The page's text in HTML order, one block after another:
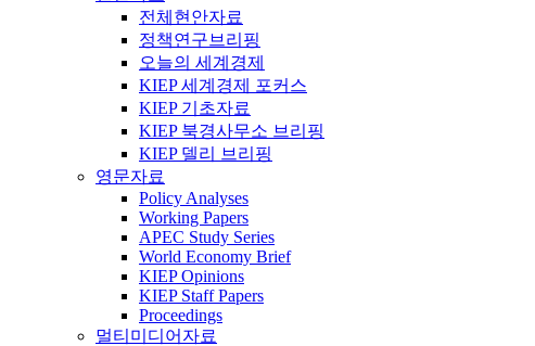
전체현안자료
정책연구브리핑
오늘의 세계경제
KIEP 세계경제 포커스
KIEP 기초자료
KIEP 북경사무소 브리핑
KIEP 델리 브리핑
영문자료
Policy Analyses
Working Papers
APEC Study Series
World Economy Brief
KIEP Opinions
KIEP Staff Papers
Proceedings
멀티미디어자료